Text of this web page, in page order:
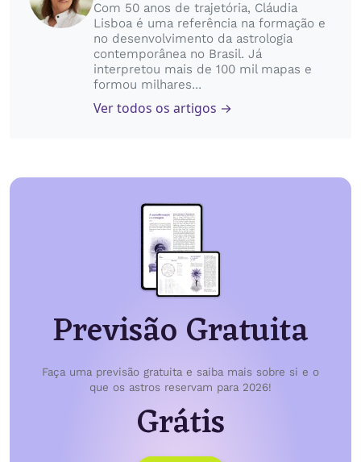
Com 50 anos de trajetória, Cláudia
Lisboa é uma referência na formação e
no desenvolvimento da astrologia
contemporânea no Brasil. Já
interpretou mais de 100 mil mapas e
formou milhares...
Ver todos os artigos →
Previsão Gratuita
Faça uma previsão gratuita e saiba mais sobre si e o
que os astros reservam para 2026!
Grátis